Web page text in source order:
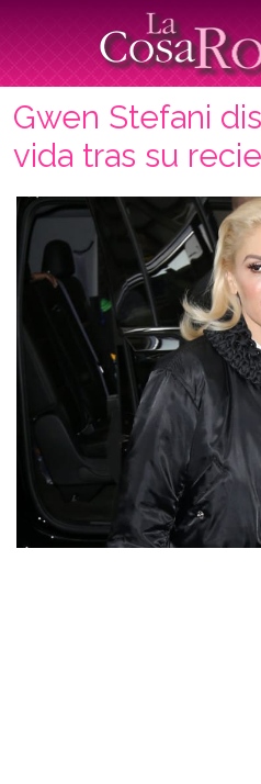
Gwen Stefani
vida tras su